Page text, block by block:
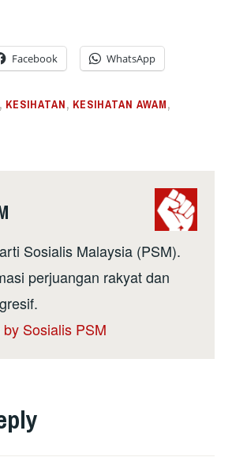
Facebook WhatsApp
, KESIHATAN, KESIHATAN AWAM,
Sosialis Malaysia (PSM).
perjuangan rakyat dan
Sosialis PSM